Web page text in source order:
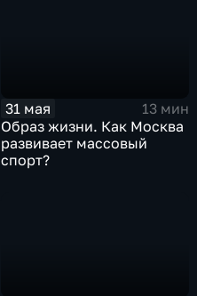
31 мая
13 мин
Образ жизни. Как Москва
развивает массовый
спорт?